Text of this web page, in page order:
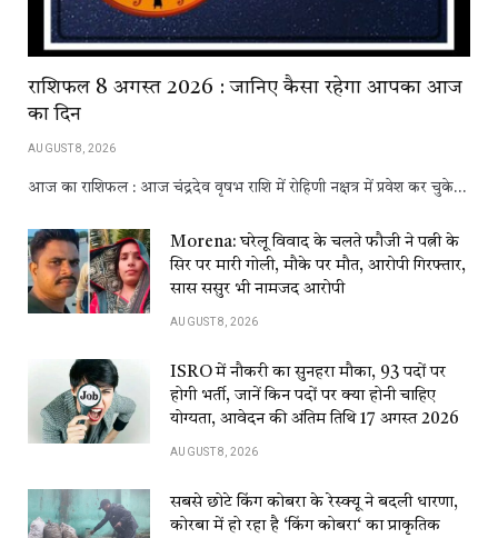
राशिफल 8 अगस्त 2026 : जानिए कैसा रहेगा आपका आज
का दिन
AUGUST 8, 2026
आज का राशिफल : आज चंद्रदेव वृषभ राशि में रोहिणी नक्षत्र में प्रवेश कर चुके…
Morena: घरेलू विवाद के चलते फौजी ने पत्नी के
सिर पर मारी गोली, मौके पर मौत, आरोपी गिरफ्तार,
सास ससुर भी नामजद आरोपी
AUGUST 8, 2026
ISRO में नौकरी का सुनहरा मौका, 93 पदों पर
होगी भर्ती, जानें किन पदों पर क्या होनी चाहिए
योग्यता, आवेदन की अंतिम तिथि 17 अगस्त 2026
AUGUST 8, 2026
सबसे छोटे किंग कोबरा के रेस्क्यू ने बदली धारणा,
कोरबा में हो रहा है ‘किंग कोबरा‘ का प्राकृतिक